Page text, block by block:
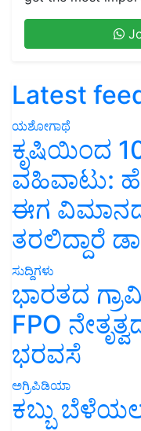
Latest
ಯಶೋಗಾಥೆ
ಕೃಷಿಯಿಂದ
ವಹಿವಾಟು:
ಈಗ ವಿಮಾನದ
ತರಲಿದ್ದಾರೆ
ಸುದ್ದಿಗಳು
ಭಾರತದ
FPO
ಭರವಸೆ
ಅಗ್ರಿಪಿಡಿಯಾ
ಕಬ್ಬು